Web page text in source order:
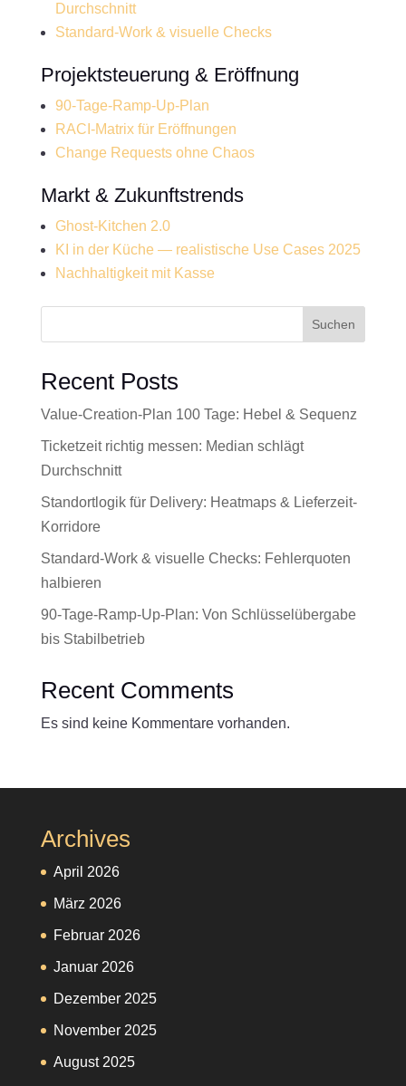
Durchschnitt
Standard-Work & visuelle Checks
Projektsteuerung & Eröffnung
90-Tage-Ramp-Up-Plan
RACI-Matrix für Eröffnungen
Change Requests ohne Chaos
Markt & Zukunftstrends
Ghost-Kitchen 2.0
KI in der Küche — realistische Use Cases 2025
Nachhaltigkeit mit Kasse
Suchen
Recent Posts
Value-Creation-Plan 100 Tage: Hebel & Sequenz
Ticketzeit richtig messen: Median schlägt
Durchschnitt
Standortlogik für Delivery: Heatmaps & Lieferzeit-
Korridore
Standard-Work & visuelle Checks: Fehlerquoten
halbieren
90-Tage-Ramp-Up-Plan: Von Schlüsselübergabe
bis Stabilbetrieb
Recent Comments
Es sind keine Kommentare vorhanden.
Archives
April 2026
März 2026
Februar 2026
Januar 2026
Dezember 2025
November 2025
August 2025